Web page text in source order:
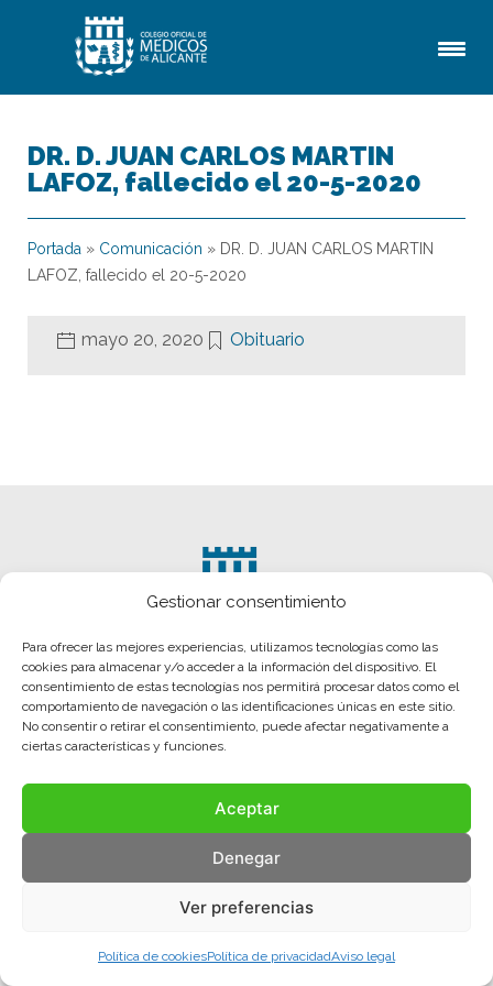
Gestionar consentimiento
Para ofrecer las mejores experiencias, utilizamos tecnologías como las
cookies para almacenar y/o acceder a la información del dispositivo. El
consentimiento de estas tecnologías nos permitirá procesar datos como el
comportamiento de navegación o las identificaciones únicas en este sitio.
No consentir o retirar el consentimiento, puede afectar negativamente a
ciertas características y funciones.
Aceptar
Denegar
Ver preferencias
Política de cookiesPolítica de privacidadAviso legal
DR. D. JUAN CARLOS MARTIN
LAFOZ, fallecido el 20-5-2020
Portada » Comunicación » DR. D. JUAN CARLOS MARTIN
LAFOZ, fallecido el 20-5-2020
mayo 20, 2020 Obituario
Política de privacidad
Todos los derechos reservados